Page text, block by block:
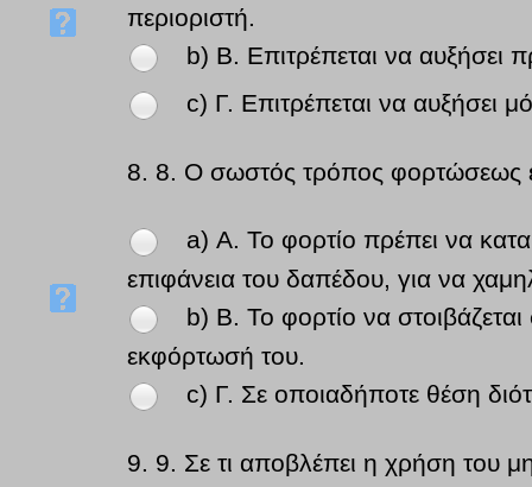
περιοριστή.
b) Β. Επιτρέπεται να αυξήσει
c) Γ. Επιτρέπεται να αυξήσει
8. 8. Ο σωστός τρόπος φορτώσεως
a) Α. Το φορτίο πρέπει να
επιφάνεια του δαπέδου, για να
b) Β. Το φορτίο να
εκφόρτωσή του.
c) Γ. Σε οποιαδήποτε θέση
9. 9. Σε τι αποβλέπει η χρήση του